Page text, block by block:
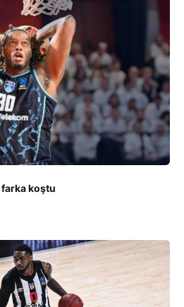
farka koştu